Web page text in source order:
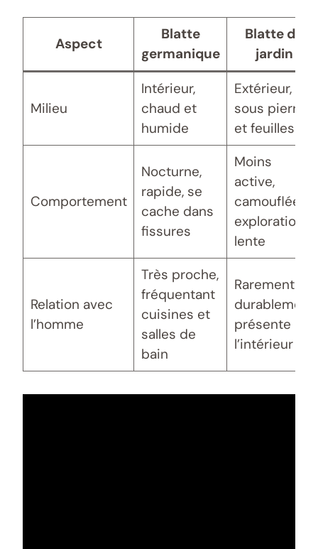
Aspect
Blatte
germanique
Blatte de
jardin
Milieu
Intérieur,
chaud et
humide
Extérieur,
sous pierres
et feuilles
Comportement
Nocturne,
rapide, se
cache dans
fissures
Moins
active,
camouflée,
exploration
lente
Relation avec
l’homme
Très proche,
fréquentant
cuisines et
salles de
bain
Rarement
durablement
présente à
l’intérieur